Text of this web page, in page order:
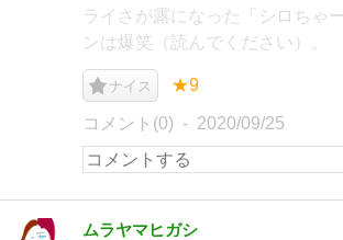
ライさが露になった「シロちゃ
ンは爆笑（読んでください）。
ナイス ★9
コメント(0) 2020/09/25
ムラヤマヒガシ